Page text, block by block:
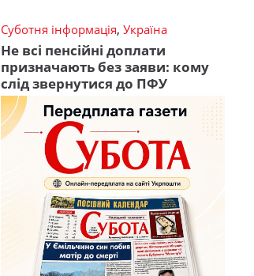
Суботня інформація, Україна
Не всі пенсійні доплати
призначають без заяви: кому
слід звернутися до ПФУ